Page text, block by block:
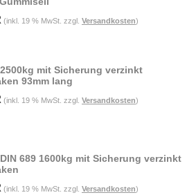
(inkl. 19 % MwSt. zzgl. Versandkosten)
mit Sicherung verzinkt
93mm lang
(inkl. 19 % MwSt. zzgl. Versandkosten)
689 1600kg mit Sicherung verzinkt
(inkl. 19 % MwSt. zzgl. Versandkosten)